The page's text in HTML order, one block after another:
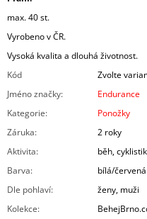
max. 40 st.
Vyrobeno v ČR.
Vysoká kvalita a dlouhá životnost.
Kód
Zvolte
Jméno značky:
Endurance
Kategorie:
Ponožky
Záruka:
2 roky
Aktivita:
běh,
Barva:
bílá/červená
Dle pohlaví:
ženy, muži
Kolekce: